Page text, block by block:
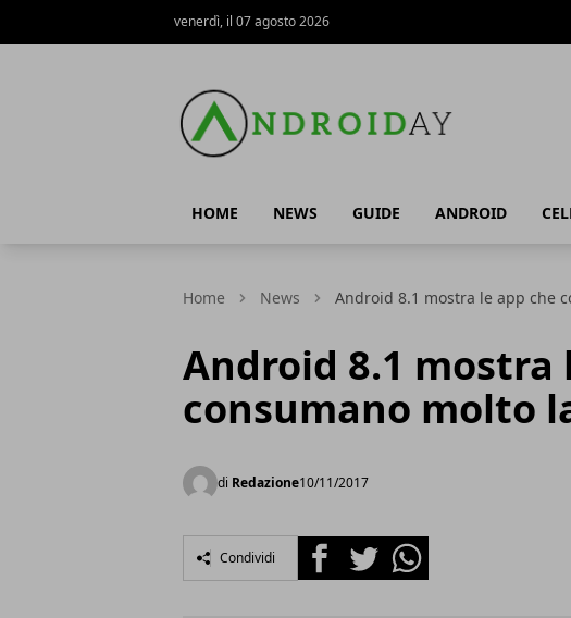
venerdì, il 07 agosto 2026
HOME NEWS GUIDE ANDROID
Home News Android 8.1 mostra le app che
Android 8.1 mostra
consumano molto
di Redazione10/11/2017
Condividi FacebookTwitterWhatsapp